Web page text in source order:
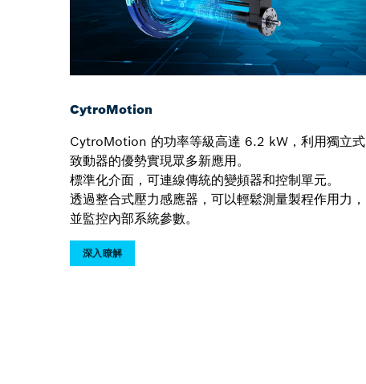
CytroMotion
CytroMotion 的功率等級高達 6.2 kW，利用獨立式
致動器的優勢實現眾多新應用。
標準化介面，可連線傳統的變頻器和控制單元。
透過整合式壓力感應器，可以輕鬆測量製程作用力，
並監控內部系統參數。
深入瞭解